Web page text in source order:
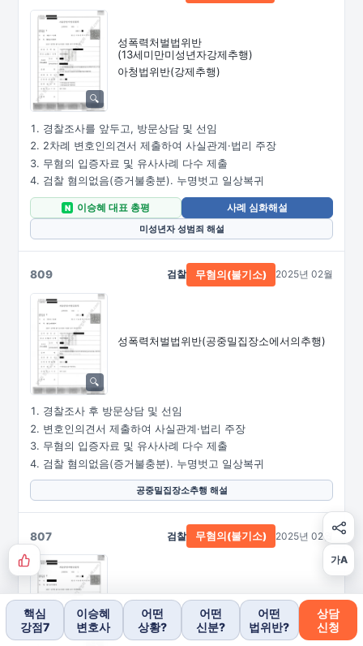
성폭력처벌법위반
(13세미만미성년자강제추행)
아청법위반(강제추행)
경찰조사를 앞두고, 방문상담 및 선임
2차례 변호인의견서 제출하여 사실관계·법리 주장
무혐의 입증자료 및 유사사례 다수 제출
검찰 혐의없음(증거불충분). 누명벗고 일상복귀
N 이승혜 대표 총평
사례 심화해설
미성년자 성범죄 해설
809
성폭력처벌법위반(공중밀집장소에서의추행)
검찰 무혐의(불기소) 2025년 02월
경찰조사 후 방문상담 및 선임
변호인의견서 제출하여 사실관계·법리 주장
무혐의 입증자료 및 유사사례 다수 제출
검찰 혐의없음(증거불충분). 누명벗고 일상복귀
공중밀집장소추행 해설
807
강간·유사강간
검찰 무혐의(불기소)
2025년 02월
가A
핵심
강점7
이승혜
변호사
어떤
상황?
어떤
신분?
어떤
법위반?
상담
신청